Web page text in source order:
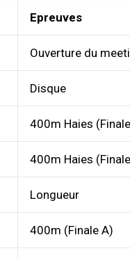
Epreuves
Ouverture du
Disque
400m Haies
400m Haies
Longueur
400m (Finale A)